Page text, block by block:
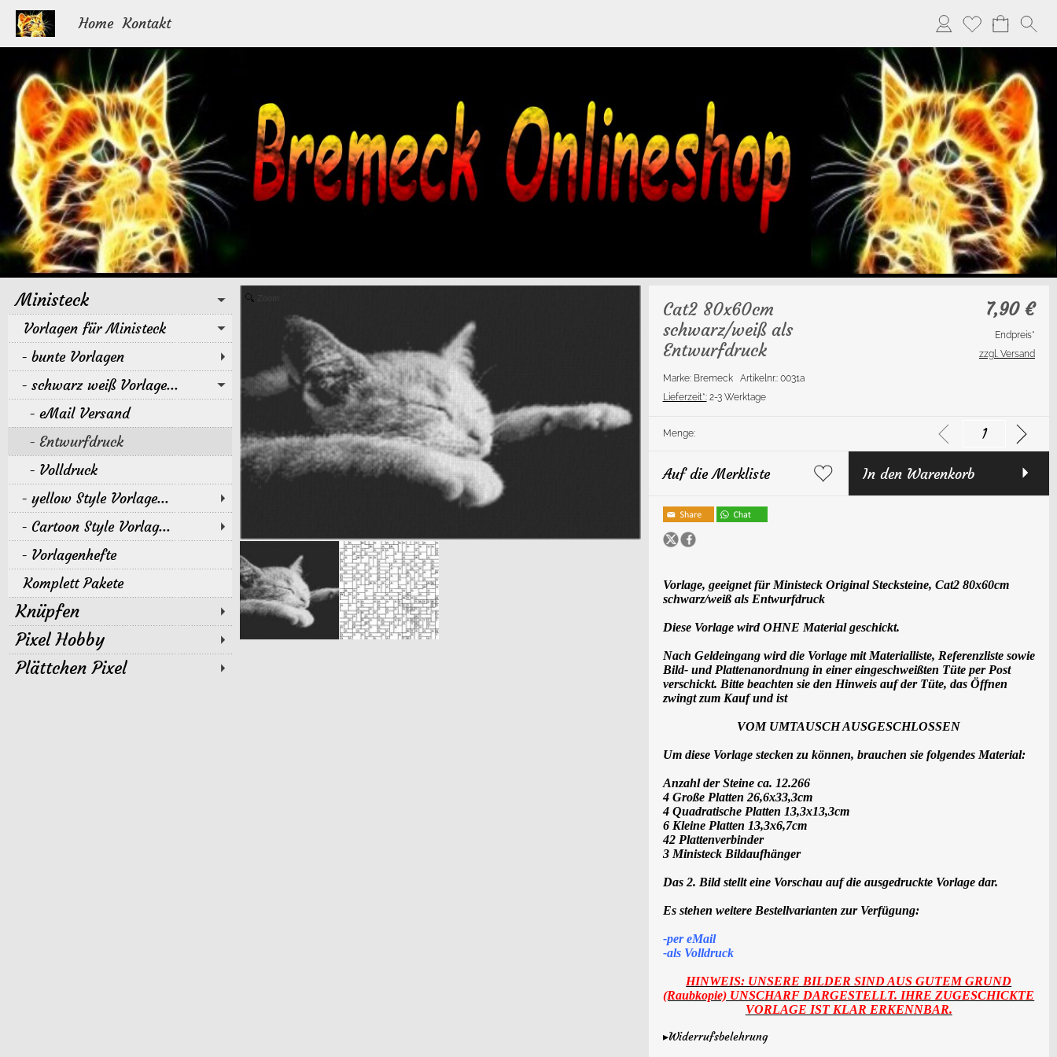
Home Kontakt
Ministeck
Vorlagen für Ministeck
bunte Vorlagen
schwarz weiß Vorlage...
eMail Versand
Entwurfdruck
Volldruck
yellow Style Vorlage...
Cartoon Style Vorlag...
Vorlagenhefte
Komplett Pakete
Knüpfen
Pixel Hobby
Plättchen Pixel
7,90€
Cat2 80x60cm
schwarz/weiß als
Entwurfdruck
Marke: Bremeck Artikelnr.: 0031a
Lieferzeit*:2-3 Werktage
Endpreis*
zzgl. Versand
Menge:
Auf die Merkliste In den Warenkorb
Vorlage, geeignet für Ministeck Original Stecksteine, Cat2 80x60cm
schwarz/weiß als Entwurfdruck
Diese Vorlage wird OHNE Material geschickt.
Nach Geldeingang wird die Vorlage mit Materialliste, Referenzliste sowie
Bild- und Plattenanordnung in einer eingeschweißten Tüte per Post
verschickt. Bitte beachten sie den Hinweis auf der Tüte, das Öffnen
zwingt zum Kauf und ist
VOM UMTAUSCH AUSGESCHLOSSEN
Um diese Vorlage stecken zu können, brauchen sie folgendes Material:
Anzahl der Steine ca. 12.266
4 Große Platten 26,6x33,3cm
4 Quadratische Platten 13,3x13,3cm
6 Kleine Platten 13,3x6,7cm
42 Plattenverbinder
3 Ministeck Bildaufhänger
Das 2. Bild stellt eine Vorschau auf die ausgedruckte Vorlage dar.
Es stehen weitere Bestellvarianten zur Verfügung:
-per eMail
-als Volldruck
HINWEIS: UNSERE BILDER SIND AUS GUTEM GRUND
(Raubkopie) UNSCHARF DARGESTELLT. IHRE ZUGESCHICKTE
VORLAGE IST KLAR ERKENNBAR.
▸Widerrufsbelehrung